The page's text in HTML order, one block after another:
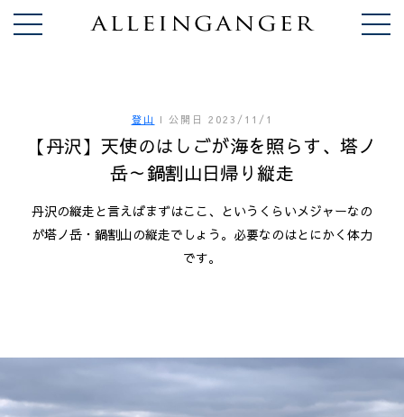
登山 I 公開日 2023/11/1
【丹沢】天使のはしごが海を照らす、塔ノ
岳～鍋割山日帰り縦走
丹沢の縦走と言えばまずはここ、というくらいメジャーなの
が塔ノ岳・鍋割山の縦走でしょう。必要なのはとにかく体力
です。